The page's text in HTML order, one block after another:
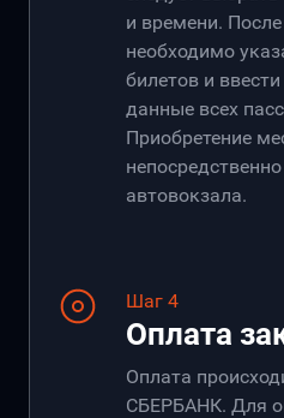
и времени.
необходимо
билетов и
данные всех
Приобретение
автовокзала.
Шаг 4
Оплата
Оплата
СБЕРБАНК. Для